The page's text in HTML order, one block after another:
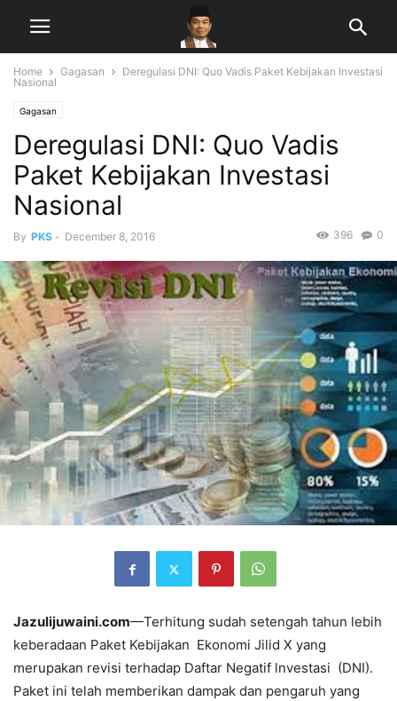
Home Gagasan
Deregulasi DNI: Quo Vadis Paket Kebijakan Investasi
Nasional
Gagasan
Deregulasi DNI: Quo Vadis
Paket Kebijakan Investasi
Nasional
By PKS - December 8, 2016 0
396
Jazulijuwaini.com—Terhitung sudah setengah tahun lebih
keberadaan Paket Kebijakan Ekonomi Jilid X yang
merupakan revisi terhadap Daftar Negatif lnvestasi (DNI).
Paket ini telah memberikan dampak dan pengaruh yang